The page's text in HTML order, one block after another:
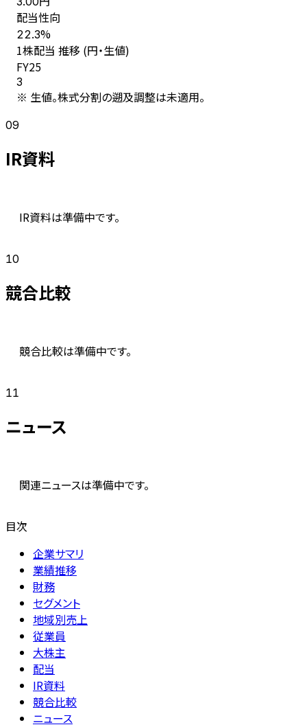
配当性向
22.3%
1株配当 推移 (円・生値)
FY25
3
※ 生値。株式分割の遡及調整は未適用。
09
IR資料
IR資料は準備中です。
10
競合比較
競合比較は準備中です。
11
ニュース
関連ニュースは準備中です。
目次
企業サマリ
業績推移
財務
セグメント
地域別売上
従業員
大株主
配当
IR資料
競合比較
ニュース